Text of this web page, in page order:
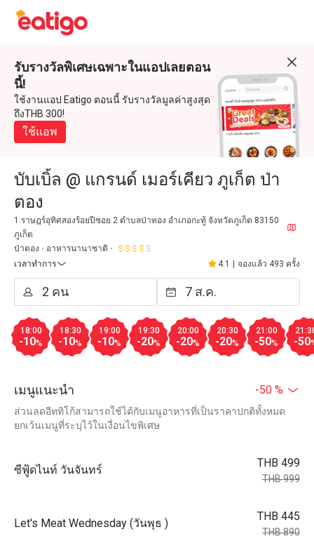
รับรางวัลพิเศษเฉพาะในแอปเลยตอน
นี้!
ใช้งานแอป Eatigo ตอนนี้ รับรางวัลมูลค่าสูงสุด
ถึงTHB 300!
ใช้แอพ
บับเบิ้ล @ แกรนด์ เมอร์เคียว ภูเก็ต ป่า
ตอง
1 ราษฎร์อุทิศสองร้อยปีซอย 2 ตำบลป่าทอง อำเภอกะทู้ จังหวัดภูเก็ต 83150
ภูเก็ต
ป่าตอง
อาหารนานาชาติ
เวลาทำการ
4.1 จองแล้ว 493 ครั้ง
18:00
-10%
18:30
-10%
19:00
-10%
19:30
-20%
20:00
-20%
20:30
-20%
21:00
-50% -50
เมนูแนะนำ -50 %
ส่วนลดอีททิโก้สามารถใช้ได้กับเมนูอาหารที่เป็นราคาปกติทั้งหมด
ยกเว้นเมนูที่ระบุไว้ในเงื่อนไขพิเศษ
ซีฟู้ดไนท์ วันจันทร์
THB 499
THB 999
Let's Meat Wednesday (วันพุธ )
THB 445
THB 890